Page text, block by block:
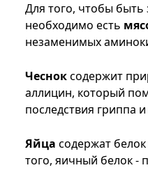
Для того, чтобы
необходимо есть
незаменимых
Чесноксодержит
аллицин, который
последствия гриппа
Яйца содержат
того, яичный белок -